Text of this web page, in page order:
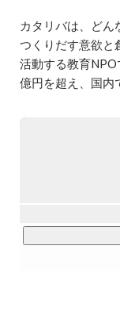
カタリバは、どん
つくりだす意欲と
活動する教育
億円を超え、国内
高校生のためのキ